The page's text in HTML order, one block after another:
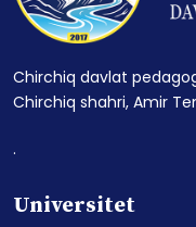
Chirchiq davlat
Chirchiq shahri, Amir
.
Universitet